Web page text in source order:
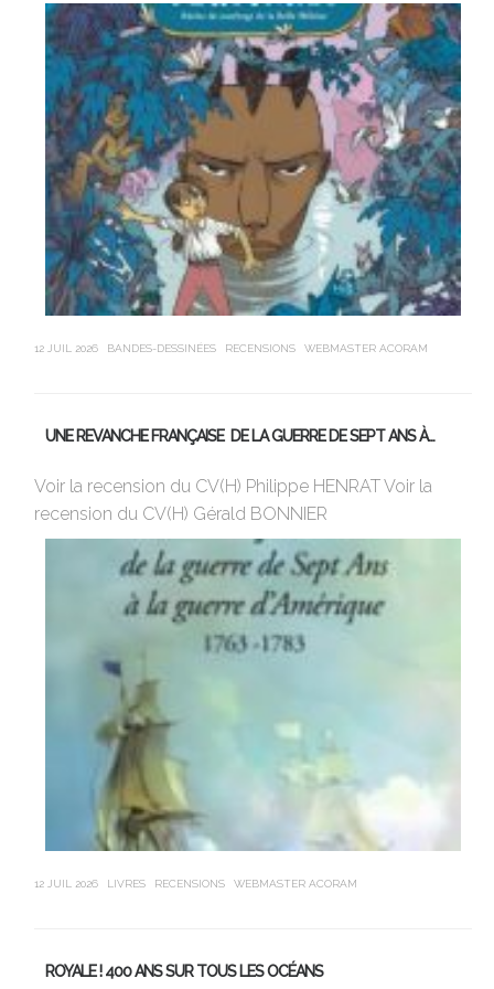
12 JUIL 2026 BANDES-DESSINÉES RECENSIONS WEBMASTER ACORAM
UNE REVANCHE FRANÇAISE DE LA GUERRE DE SEPT ANS À…
Voir la recension du CV(H) Philippe HENRAT Voir la
recension du CV(H) Gérald BONNIER
12 JUIL 2026 LIVRES RECENSIONS WEBMASTER ACORAM
ROYALE ! 400 ANS SUR TOUS LES OCÉANS